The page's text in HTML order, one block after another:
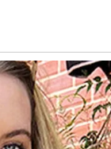
นการแก้ปัญหาท
อกาส สร้างควา
หาใหญ่ 4 เรื่อง